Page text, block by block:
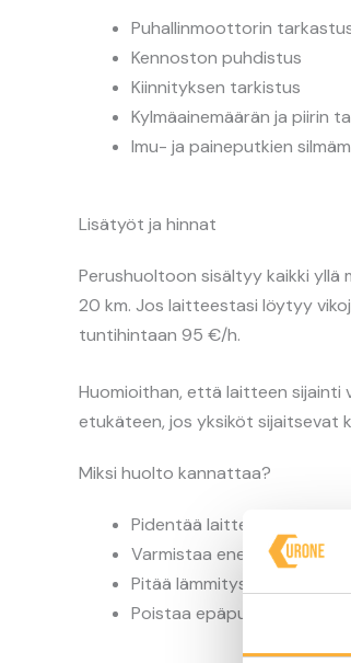
Puhallinmoottorin
Kennoston puhdistus
Kiinnityksen tarkistus
Kylmäainemäärän ja piirin
Imu- ja paineputkien
Lisätyöt ja hinnat
Perushuoltoon sisältyy kaikki
20 km. Jos laitteestasi löytyy
tuntihintaan 95 €/h.
Huomioithan, että laitteen sijainti
etukäteen, jos yksiköt sijaitsevat
Miksi huolto kannattaa?
Pidentää laitteen käyttöikää
Varmistaa
Pitää lämmitys- ja
Poistaa epäpuhtaudet ja